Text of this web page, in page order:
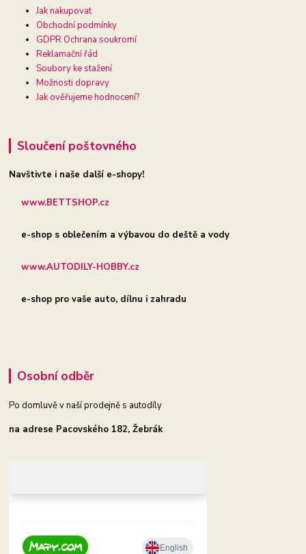
Jak nakupovat
Obchodní podmínky
GDPR Ochrana soukromí
Reklamační řád
Soubory ke stažení
Možnosti dopravy
Jak ověřujeme hodnocení?
Sloučení poštovného
Navštivte i naše další e-shopy!
www.BETTSHOP.cz
e-shop s oblečením a výbavou do deště a vody
www.AUTODILY-HOBBY.cz
e-shop pro vaše auto, dílnu i zahradu
Osobní odběr
Po domluvě v naší prodejně s autodíly
na adrese Pacovského 182, Žebrák